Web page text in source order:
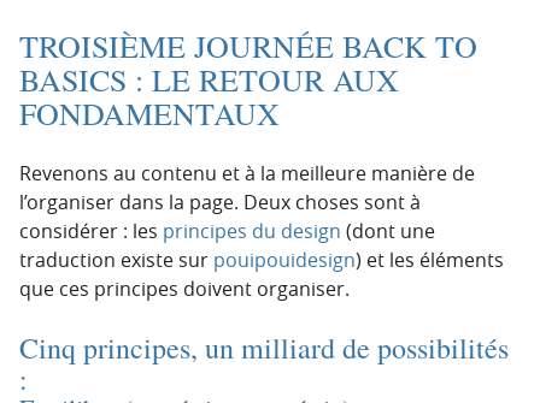
TROISIÈME JOURNÉE BACK TO
BASICS : LE RETOUR AUX
FONDAMENTAUX
Revenons au contenu et à la meilleure manière de
l’organiser dans la page. Deux choses sont à
considérer : les principes du design (dont une
traduction existe sur pouipouidesign) et les éléments
que ces principes doivent organiser.
Cinq principes, unmilliard de possibilités
: